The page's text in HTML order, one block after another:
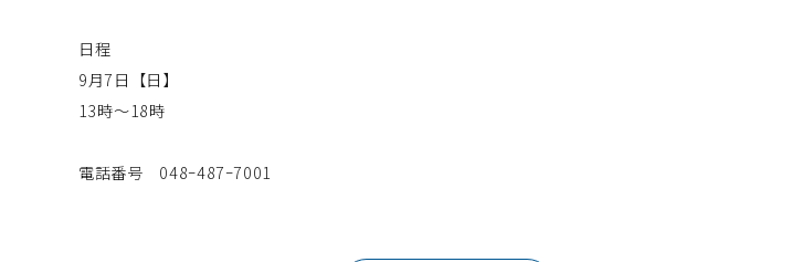
日程
9月7日【日】
13時～18時
電話番号 048ｰ487ｰ7001